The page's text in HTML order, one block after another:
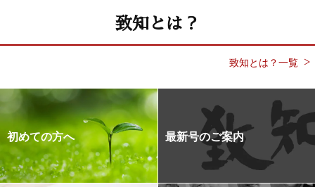
致知とは？
致知とは？一覧
初めての方へ 最新号のご案内